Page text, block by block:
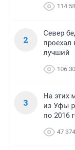
114
2
Север
проехал
лучший
106
3
На этих
из Уфы
по 2016
47 374